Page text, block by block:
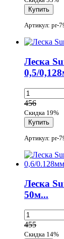
Артикул: pr-
Леска
0,5/
456
Скидка 19%
Артикул: pr-
Леска
50м...
455
Скидка 14%